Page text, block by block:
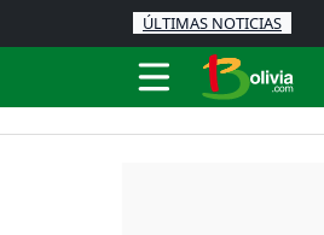
ÚLTIMAS NOTICIAS